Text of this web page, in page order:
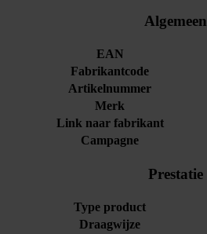
Algemeen
EAN
Fabrikantcode
Artikelnummer
Merk
Link naar fabrikant
Campagne
Prestatie
Type product
Draagwijze